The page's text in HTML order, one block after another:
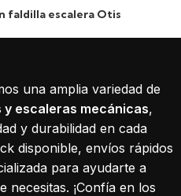
faldilla escalera Otis
una amplia variedad de
escaleras mecánicas,
y durabilidad en cada
disponible, envíos rápidos
para ayudarte a
necesitas. ¡Confía en los